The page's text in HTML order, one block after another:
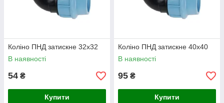
Коліно ПНД затискне 32х32
В наявності
54 ₴
Купити
Коліно ПНД затискне 40х40
В наявності
95 ₴
Купити